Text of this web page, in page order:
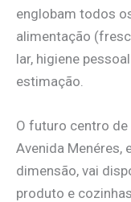
englobam todos
alimentação
lar, higiene
estimação.
O futuro centro
Avenida Menéres,
dimensão, vai
produto e